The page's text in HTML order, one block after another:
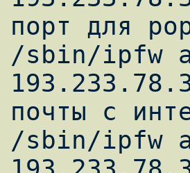
порт для
/sbin/ipfw
почты с
/sbin/ipfw